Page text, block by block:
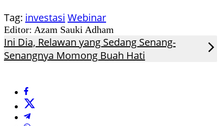
Tag: investasi Webinar
Editor: Azam Sauki Adham
Ini Dia, Relawan yang Sedang Senang-
Senangnya Momong Buah Hati